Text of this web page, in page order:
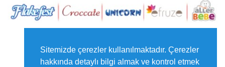
Sitemizde çerezler kullanılmaktadır. Çerezler
hakkında detaylı bilgi almak ve kontrol etmek